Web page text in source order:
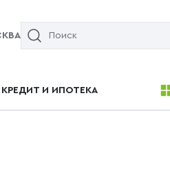
КРЕДИТ И ИПОТЕКА